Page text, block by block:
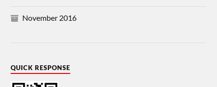
November 2016
QUICK RESPONSE